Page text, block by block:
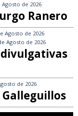
de 2026
Ranero
Agosto de 2026
Agosto de 2026
de 2026
Galleguillos